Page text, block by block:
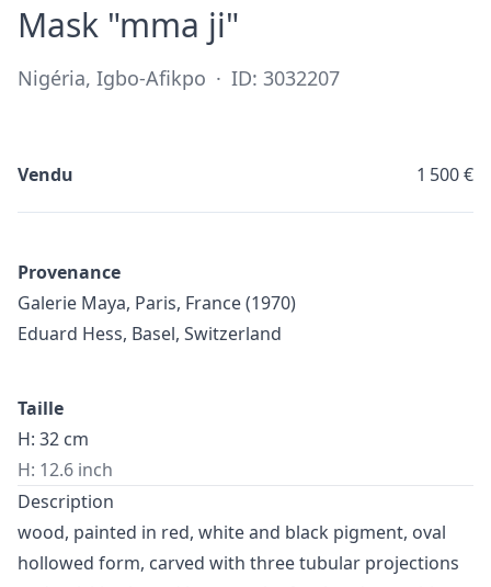
Mask "mma ji"
Nigéria, Igbo-Afikpo · ID: 3032207
Vendu 1 500 €
Provenance
Galerie Maya, Paris, France (1970)
Eduard Hess, Basel, Switzerland
Taille
H: 32 cm
H: 12.6 inch
Description
wood, painted in red, white and black pigment, oval
hollowed form, carved with three tubular projections